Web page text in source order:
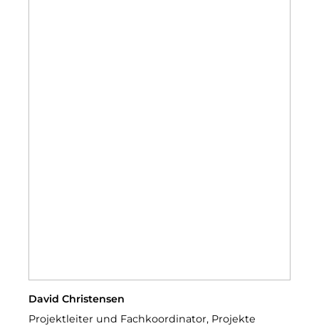
David Christensen
Projektleiter und Fachkoordinator, Projekte